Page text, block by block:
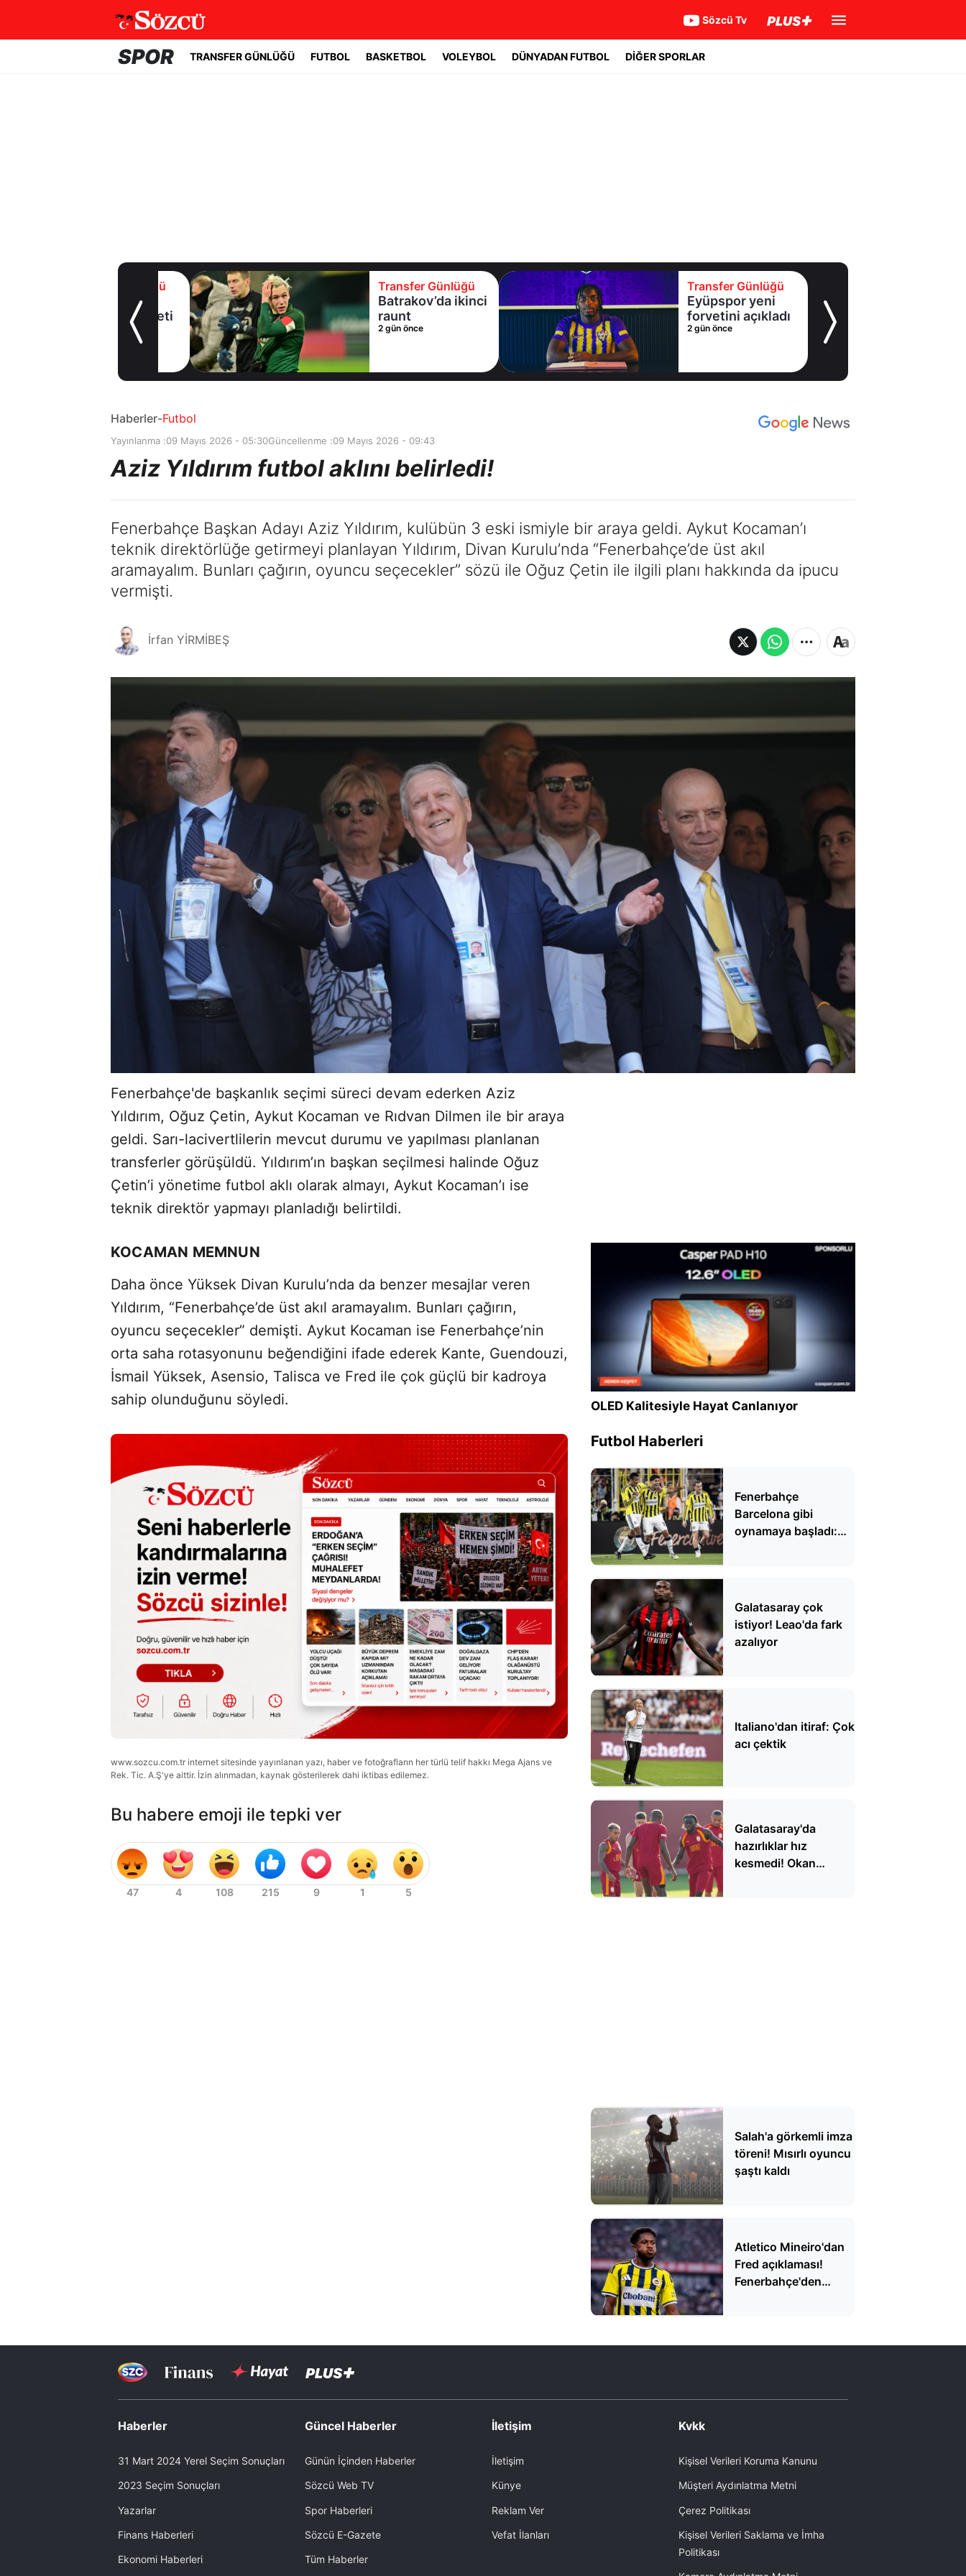
Sözcü Tv
SPOR TRANSFER GÜNLÜĞÜ FUTBOL BASKETBOL VOLEYBOL DÜNYADAN FUTBOL DİĞER SPORLAR
Transfer Günlüğü
Uruguaylı forveti
konusunda Al
Adım adım Nunez
Transfer Günlüğü
Batrakov’da ikinci
raunt
2 gün önce
Transfer Günlüğü
Eyüpspor yeni
forvetini açıkladı
2 gün önce
Haberler-Futbol
Yayınlanma :09 Mayıs 2026 - 05:30Güncellenme :09 Mayıs 2026 - 09:43
Aziz Yıldırım futbol aklını belirledi!
Fenerbahçe Başkan Adayı Aziz Yıldırım, kulübün 3 eski ismiyle bir araya geldi. Aykut Kocaman’ı
teknik direktörlüğe getirmeyi planlayan Yıldırım, Divan Kurulu’nda “Fenerbahçe’de üst akıl
aramayalım. Bunları çağırın, oyuncu seçecekler” sözü ile Oğuz Çetin ile ilgili planı hakkında da ipucu
vermişti.
İrfan YİRMİBEŞ
Fenerbahçe'de başkanlık seçimi süreci devam ederken Aziz
Yıldırım, Oğuz Çetin, Aykut Kocaman ve Rıdvan Dilmen ile bir araya
geldi. Sarı-lacivertlilerin mevcut durumu ve yapılması planlanan
transferler görüşüldü. Yıldırım’ın başkan seçilmesi halinde Oğuz
Çetin’i yönetime futbol aklı olarak almayı, Aykut Kocaman’ı ise
teknik direktör yapmayı planladığı belirtildi.
KOCAMAN MEMNUN
Daha önce Yüksek Divan Kurulu’nda da benzer mesajlar veren
Yıldırım, “Fenerbahçe’de üst akıl aramayalım. Bunları çağırın,
oyuncu seçecekler” demişti. Aykut Kocaman ise Fenerbahçe’nin
orta saha rotasyonunu beğendiğini ifade ederek Kante, Guendouzi,
İsmail Yüksek, Asensio, Talisca ve Fred ile çok güçlü bir kadroya
sahip olunduğunu söyledi.
www.sozcu.com.tr internet sitesinde yayınlanan yazı, haber ve fotoğrafların her türlü telif hakkı Mega Ajans ve
Rek. Tic. A.Ş'ye aittir. İzin alınmadan, kaynak gösterilerek dahi iktibas edilemez.
Bu habere emoji ile tepki ver
OLED Kalitesiyle Hayat Canlanıyor
Futbol Haberleri
Fenerbahçe
Barcelona gibi
oynamaya başladı:
Galatasaray çok
istiyor! Leao'da fark
azalıyor
Italiano'dan itiraf: Çok
acı çektik
Galatasaray'da
hazırlıklar hız
kesmedi! Okan
Salah'a görkemli imza
töreni! Mısırlı oyuncu
şaştı kaldı
Atletico Mineiro'dan
Fred açıklaması!
Fenerbahçe'den
Haberler
31 Mart 2024 Yerel Seçim Sonuçları
2023 Seçim Sonuçları
Yazarlar
Finans Haberleri
Ekonomi Haberleri
Güncel Haberler
Günün İçinden Haberler
Sözcü Web TV
Spor Haberleri
Sözcü E-Gazete
Tüm Haberler
İletişim
İletişim
Künye
Reklam Ver
Vefat İlanları
Kvkk
Kişisel Verileri Koruma Kanunu
Müşteri Aydınlatma Metni
Çerez Politikası
Kişisel Verileri Saklama ve İmha
Politikası